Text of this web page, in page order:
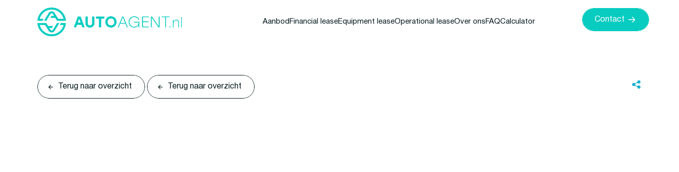
Aanbod Financial leaseEquipment leaseOperational leaseOver ons FAQCalculator Contact
Terug naar overzicht Terug naar overzicht